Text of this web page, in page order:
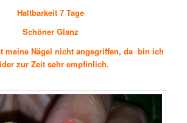
Haltbarkeit 7 Tage
Schöner Glanz
meine Nägel nicht angegriffen, da bin ich
zur Zeit sehr empfinlich.